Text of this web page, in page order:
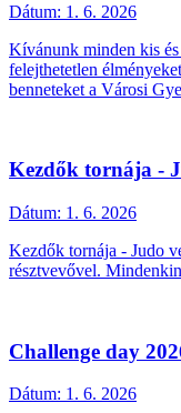
Dátum: 1. 6. 2026
Kívánunk minden kis
felejthetetlen
benneteket a Városi
Kezdők tornája -
Dátum: 1. 6. 2026
Kezdők tornája - Judo
résztvevővel.
Challenge day
Dátum: 1. 6. 2026